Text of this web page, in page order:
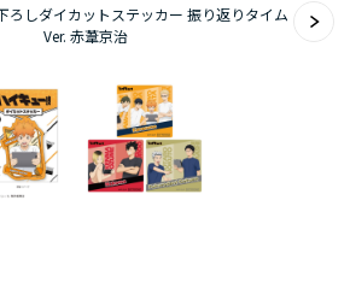
ではございますが ～雛宮蝶鼠と
ろしダイカットステッカー 振り返りタイム
Ver. 赤葦京治